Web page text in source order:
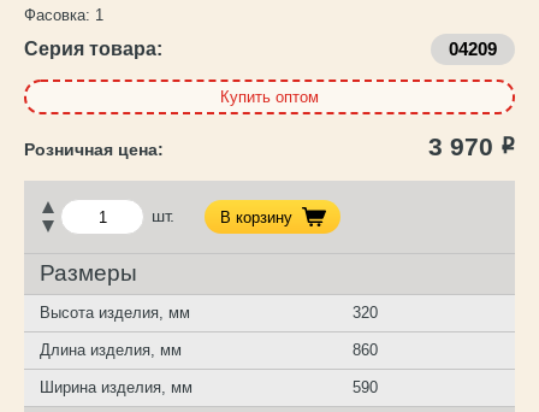
Фасовка: 1
Серия товара: 04209
Купить оптом
3 970 Р
шт. В корзину
Размеры
Высота изделия, мм 320
Длина изделия, мм 860
Ширина изделия, мм 590